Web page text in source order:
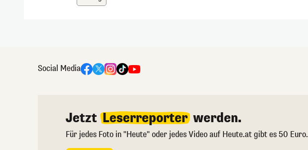
Social Media
Jetzt Leserreporter werden.
Für jedes Foto in "Heute" oder jedes Video auf Heute.at gibt es 50 Euro.